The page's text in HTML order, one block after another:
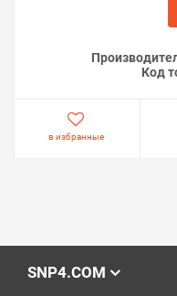
Код
в избранные
SNP4.COM